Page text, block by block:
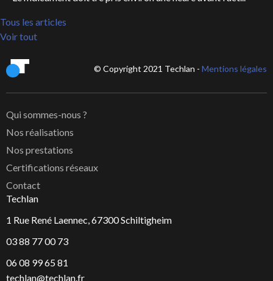
Tous les articles
Voir tout
© Copyright 2021 Techlan - Mentions légales
Qui sommes-nous ?
Nos réalisations
Nos prestations
Certifications réseaux
Contact
Techlan
1 Rue René Laennec, 67300 Schiltigheim
03 88 77 00 73
06 08 99 65 81
techlan@techlan.fr